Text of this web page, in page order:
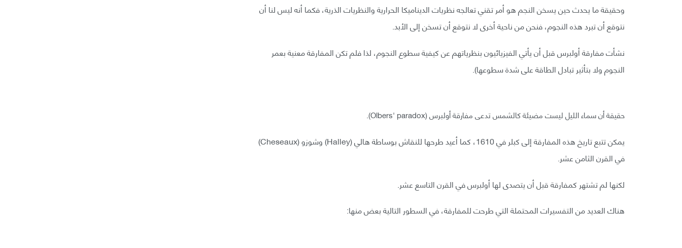
وحقيقة ما يحدث حين يسخن النجم هو أمر تقني تعالجه نظريات الديناميكا الحرارية والنظريات الذرية، فكما أنه ليس لنا أن
نتوقع أن تبرد هذه النجوم، فنحن من ناحية أخرى لا نتوقع أن تسخن إلى الأبد.
نشأت مفارقة أولبرس قبل أن يأتي الفيزيائيون بنظرياتهم عن كيفية سطوع النجوم، لذا فلم تكن المفارقة معنية بعمر
النجوم ولا بتأثير تبادل الطاقة على شدة سطوعها).
حقيقة أن سماء الليل ليست مضيئة كالشمس تدعى مفارقة أولبرس (Olbers' paradox).
يمكن تتبع تاريخ هذه المفارقة إلى كبلر في 1610، كما أعيد طرحها للنقاش بوساطة هالي (Halley) وشوزو (Cheseaux)
في القرن الثامن عشر.
لكنها لم تشتهر كمفارقة قبل أن يتصدى لها أولبرس في القرن التاسع عشر.
هناك العديد من التفسيرات المحتملة التي طرحت للمفارقة، في السطور التالية بعض منها: